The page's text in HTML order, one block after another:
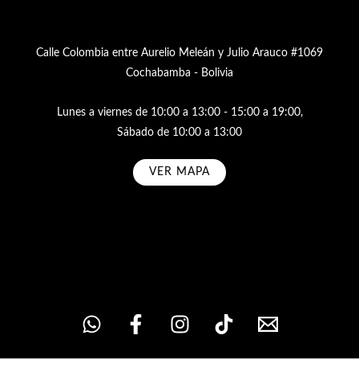
Calle Colombia entre Aurelio Meleán y Julio Arauco #1069
Cochabamba - Bolivia
Lunes a viernes de 10:00 a 13:00 - 15:00 a 19:00,
Sábado de 10:00 a 13:00
VER MAPA